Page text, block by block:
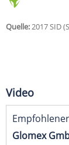
Quelle:2017 SID
Video
Glomex